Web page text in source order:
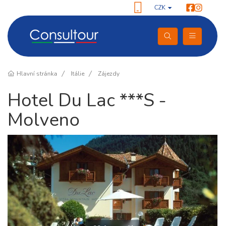
CZK
Hlavní stránka Itálie Zájezdy
Hotel Du Lac ***S -
Molveno